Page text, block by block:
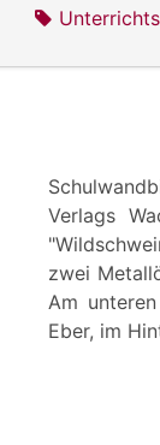
Verlags
zwei
Am
Eber, im